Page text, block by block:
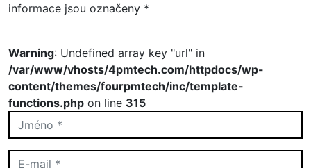
informace jsou označeny *
Warning: Undefined array key "url" in
/var/www/vhosts/4pmtech.com/httpdocs/wp-
content/themes/fourpmtech/inc/template-
functions.php on line 315